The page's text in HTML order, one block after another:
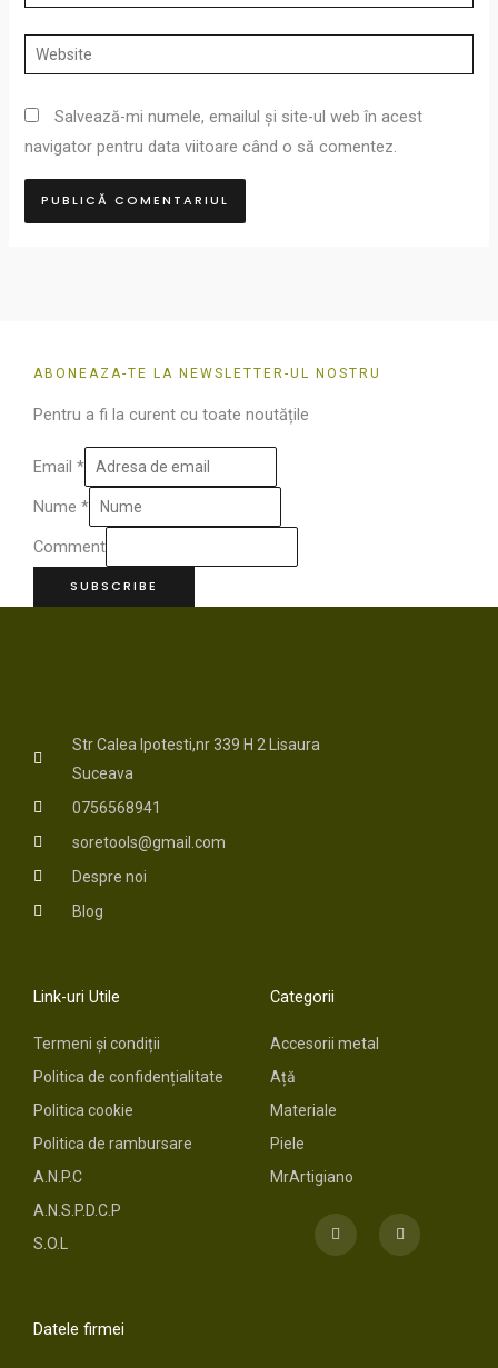
Website
Salvează-mi numele, emailul și site-ul web în acest
navigator pentru data viitoare când o să comentez.
ABONEAZA-TE LA NEWSLETTER-UL NOSTRU
Pentru a fi la curent cu toate noutățile
Nume *
Email *
Comment
SUBSCRIBE
Str Calea Ipotesti,nr 339 H 2 Lisaura
Suceava
0756568941
soretools@gmail.com
Despre noi
Blog
Link-uri Utile
Termeni și condiții
Politica de confidențialitate
Politica cookie
Politica de rambursare
A.N.P.C
A.N.S.P.D.C.P
S.O.L
Categorii
Accesorii metal
Ață
Materiale
Piele
MrArtigiano
a
n
s
Datele firmei